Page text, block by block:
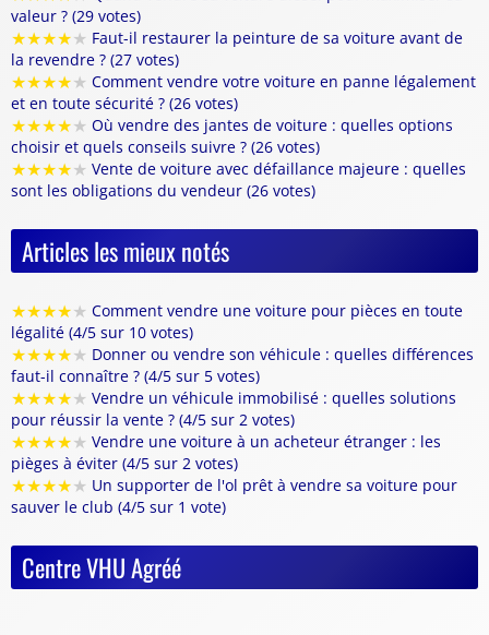
valeur ? (29 votes)
★★★★★ Faut-il restaurer la peinture de sa voiture avant de
la revendre ? (27 votes)
★★★★★ Comment vendre votre voiture en panne légalement
et en toute sécurité ? (26 votes)
★★★★★ Où vendre des jantes de voiture : quelles options
choisir et quels conseils suivre ? (26 votes)
★★★★★ Vente de voiture avec défaillance majeure : quelles
sont les obligations du vendeur (26 votes)
Articles les mieux notés
★★★★★ Comment vendre une voiture pour pièces en toute
légalité (4/5 sur 10 votes)
★★★★★ Donner ou vendre son véhicule : quelles différences
faut-il connaître ? (4/5 sur 5 votes)
★★★★★ Vendre un véhicule immobilisé : quelles solutions
pour réussir la vente ? (4/5 sur 2 votes)
★★★★★ Vendre une voiture à un acheteur étranger : les
pièges à éviter (4/5 sur 2 votes)
★★★★★ Un supporter de l'ol prêt à vendre sa voiture pour
sauver le club (4/5 sur 1 vote)
Centre VHU Agréé